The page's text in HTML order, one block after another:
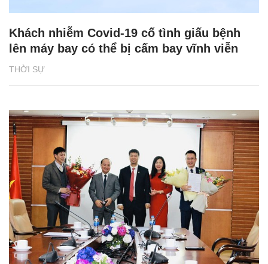
THỜI SỰ
Khách nhiễm Covid-19 cố tình giấu bệnh
lên máy bay có thể bị cấm bay vĩnh viễn